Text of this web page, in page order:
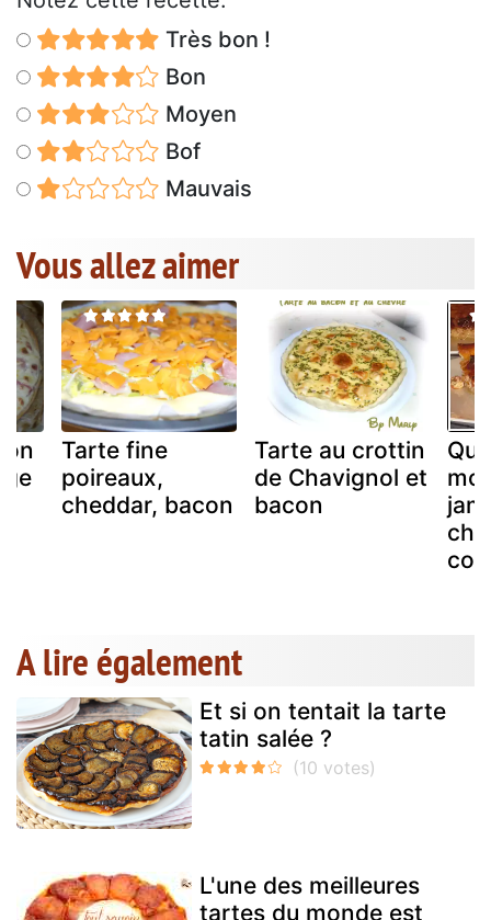
Très bon !
Bon
Moyen
Bof
Mauvais
Vous allez aimer
Tarte fine
poireaux,
cheddar, bacon
Tarte au crottin
de Chavignol et
bacon
A lire également
Et si on tentait la tarte
tatin salée ?
L'une des meilleures
tartes du monde est